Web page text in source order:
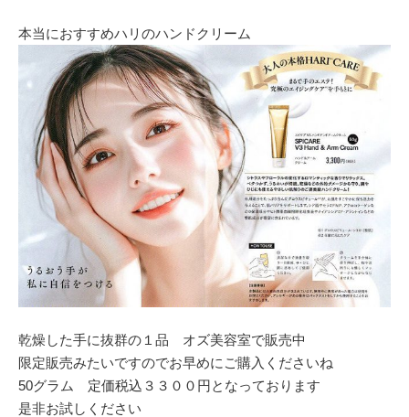
本当におすすめハリのハンドクリーム
乾燥した手に抜群の１品 オズ美容室で販売中
限定販売みたいですのでお早めにご購入くださいね
50グラム 定価税込３３００円となっております
是非お試しください